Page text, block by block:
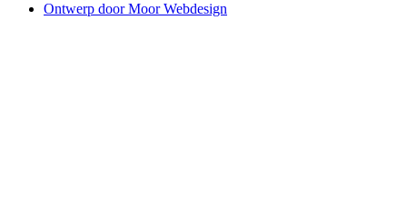
Ontwerp door Moor Webdesign